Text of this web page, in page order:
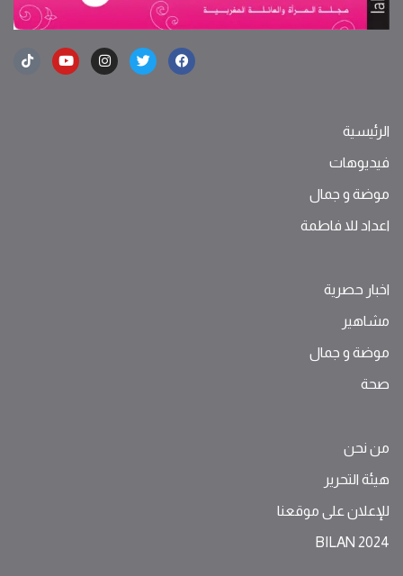
الرئيسية
فيديوهات
موضة ‫و‬ ‫‬‫جمال‬
اعداد للا فاطمة
اخبار حصرية
مشاهير
موضة ‫و‬ ‫‬‫جمال‬
صحة
من نحن
هيئة التحرير
للإعلان على موقعنا
BILAN 2024